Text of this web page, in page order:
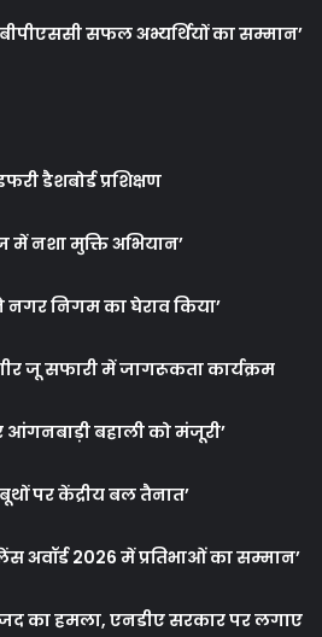
सफल अभ्यर्थियों का सम्मान’
डैशबोर्ड प्रशिक्षण
नशा मुक्ति अभियान’
नगर निगम का घेराव किया’
जू सफारी में जागरूकता कार्यक्रम
आंगनबाड़ी बहाली को मंजूरी’
पर केंद्रीय बल तैनात’
अवॉर्ड 2026 में प्रतिभाओं का सम्मान’
का हमला, एनडीए सरकार पर लगाए